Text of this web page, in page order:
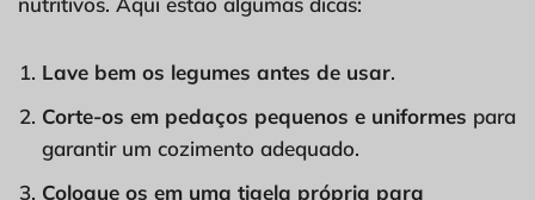
Lave bem os legumes antes de usar.
Corte-os em pedaços pequenos e uniformes para
garantir um cozimento adequado.
Coloque os em uma tigela própria para